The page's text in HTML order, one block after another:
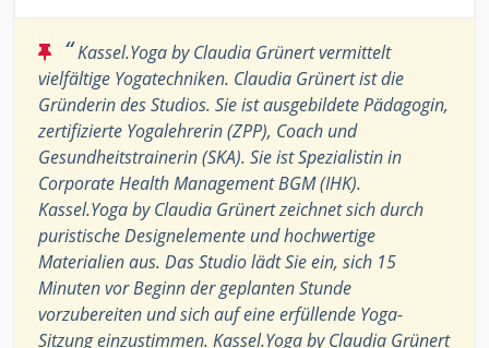
“Kassel.Yoga by Claudia Grünert vermittelt
vielfältige Yogatechniken. Claudia Grünert ist die
Gründerin des Studios. Sie ist ausgebildete Pädagogin,
zertifizierte Yogalehrerin (ZPP), Coach und
Gesundheitstrainerin (SKA). Sie ist Spezialistin in
Corporate Health Management BGM (IHK).
Kassel.Yoga by Claudia Grünert zeichnet sich durch
puristische Designelemente und hochwertige
Materialien aus. Das Studio lädt Sie ein, sich 15
Minuten vor Beginn der geplanten Stunde
vorzubereiten und sich auf eine erfüllende Yoga-
Sitzung einzustimmen. Kassel.Yoga by Claudia Grünert